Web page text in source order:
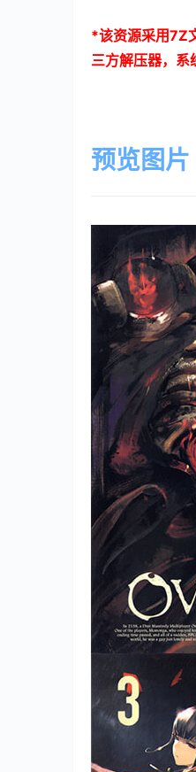
*该资源采用7Z
三方解压器，系
预览图片